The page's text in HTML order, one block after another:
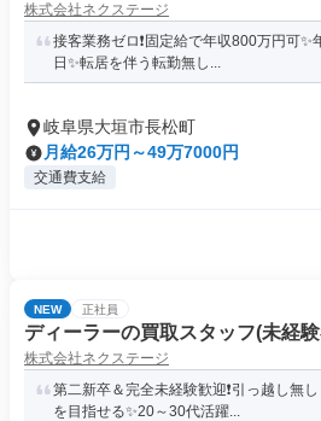
株式会社ネクステージ
接客業務ゼロ❗固定給で年収800万円可
日✨転居を伴う転勤無し...
岐阜県大垣市長松町
月給26万円～49万7000円
交通費支給
NEW 正社員
ディーラーの買取スタッフ(未経
株式会社ネクステージ
第二新卒＆完全未経験歓迎❗引っ越し無
を目指せる✨20～30代活躍...